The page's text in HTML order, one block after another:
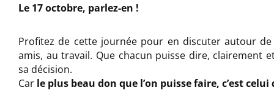
Le 17 octobre, parlez-en !
Profitez de cette journée pour en discuter autour
amis, au travail. Que chacun puisse dire, clairement
sa décision.
Car le plus beau don que l’on puisse faire, c’est celui